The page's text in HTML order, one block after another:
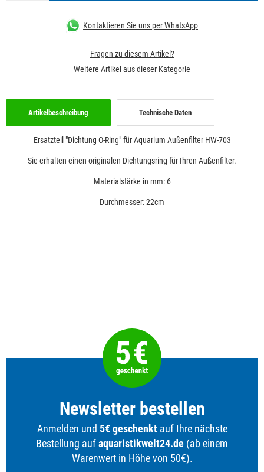
Kontaktieren Sie uns per WhatsApp
Fragen zu diesem Artikel?
Weitere Artikel aus dieser Kategorie
Artikelbeschreibung Technische Daten
Ersatzteil "Dichtung O-Ring" für Aquarium Außenfilter HW-703
Sie erhalten einen originalen Dichtungsring für Ihren Außenfilter.
Materialstärke in mm: 6
Durchmesser: 22cm
Newsletter bestellen
Anmelden und 5€ geschenktauf Ihre nächste
Bestellung aufaquaristikwelt24.de (ab einem
Warenwert in Höhe von 50€).